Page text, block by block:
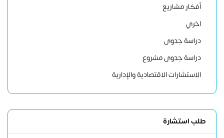
أفكار مشاريع
اخري
دراسة جدوى
دراسة جدوى مشروع
الاستشارات الاقتصادية والإدارية
طلب استشارة